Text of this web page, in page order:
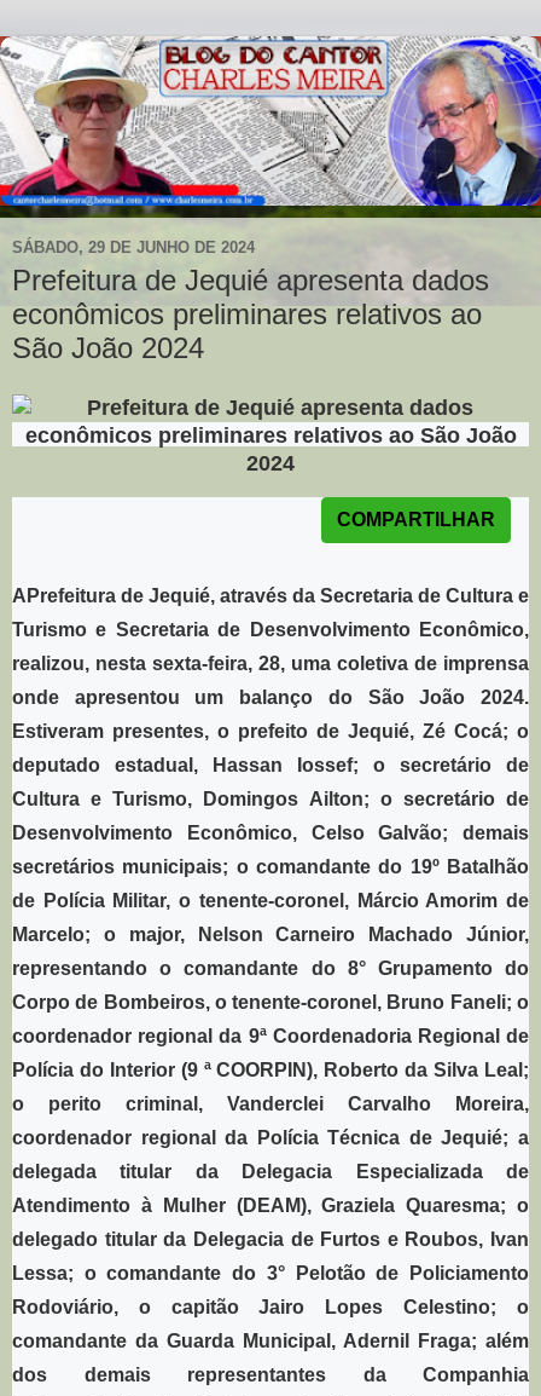
SÁBADO, 29 DE JUNHO DE 2024
Prefeitura de Jequié apresenta dados
econômicos preliminares relativos ao
São João 2024
COMPARTILHAR
APrefeitura de Jequié, através da Secretaria de Cultura e
Turismo e Secretaria de Desenvolvimento Econômico,
realizou, nesta sexta-feira, 28, uma coletiva de imprensa
onde apresentou um balanço do São João 2024.
Estiveram presentes, o prefeito de Jequié, Zé Cocá; o
deputado estadual, Hassan Iossef; o secretário de
Cultura e Turismo, Domingos Ailton; o secretário de
Desenvolvimento Econômico, Celso Galvão; demais
secretários municipais; o comandante do 19º Batalhão
de Polícia Militar, o tenente-coronel, Márcio Amorim de
Marcelo; o major, Nelson Carneiro Machado Júnior,
representando o comandante do 8° Grupamento do
Corpo de Bombeiros, o tenente-coronel, Bruno Faneli; o
coordenador regional da 9ª Coordenadoria Regional de
Polícia do Interior (9 ª COORPIN), Roberto da Silva Leal;
o perito criminal, Vanderclei Carvalho Moreira,
coordenador regional da Polícia Técnica de Jequié; a
delegada titular da Delegacia Especializada de
Atendimento à Mulher (DEAM), Graziela Quaresma; o
delegado titular da Delegacia de Furtos e Roubos, Ivan
Lessa; o comandante do 3° Pelotão de Policiamento
Rodoviário, o capitão Jairo Lopes Celestino; o
comandante da Guarda Municipal, Adernil Fraga; além
dos demais representantes da Companhia